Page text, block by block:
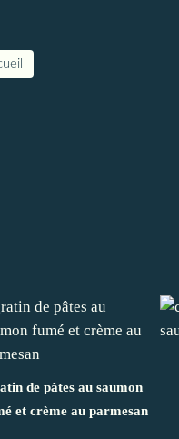
de pâtes au saumon
et crème au parmesan